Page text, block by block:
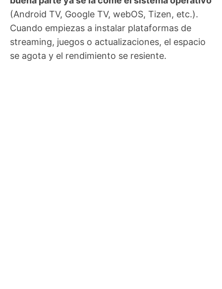
(Android TV, Google TV, webOS, Tizen, etc.).
Cuando empiezas a instalar plataformas de
streaming, juegos o actualizaciones, el espacio
se agota y el rendimiento se resiente.